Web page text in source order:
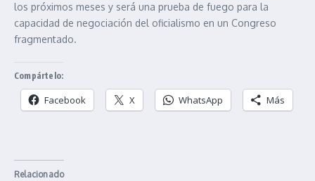
los próximos meses y será una prueba de fuego para la
capacidad de negociación del oficialismo en un Congreso
fragmentado.
Compártelo:
Facebook X WhatsApp Más
Relacionado